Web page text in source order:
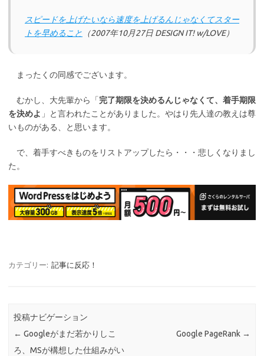
スピードを上げたいなら速度を上げるんじゃなくてスター
トを早めること （2007年10月27日 DESIGN IT! w/LOVE）
まったくの同感でございます。
むかし、大先輩から「完了期限を決めるんじゃなくて、着手期限
を決めよ 」と言われたことがありました。やはり先人達の教えは尊
いものがある、と思います。
で、着手すべきものをリストアップしたら・・・悲しくなりまし
た。
カテゴリー: 記事に反応！
投稿ナビゲーション
← Googleがまだ若かりしこ
ろ、MSが構想した仕組みがい
Google PageRank →